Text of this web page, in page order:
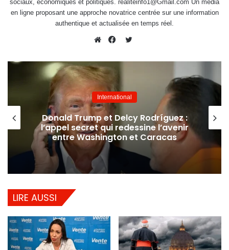
sociaux, économiques et politiques. realiteinfo1@Gmail.com Un média
en ligne proposant une approche novatrice centrée sur une information
authentique et actualisée en temps réel.
International
Donald Trump et Delcy Rodríguez :
l’appel secret qui redessine l’avenir
entre Washington et Caracas
LIRE AUSSI